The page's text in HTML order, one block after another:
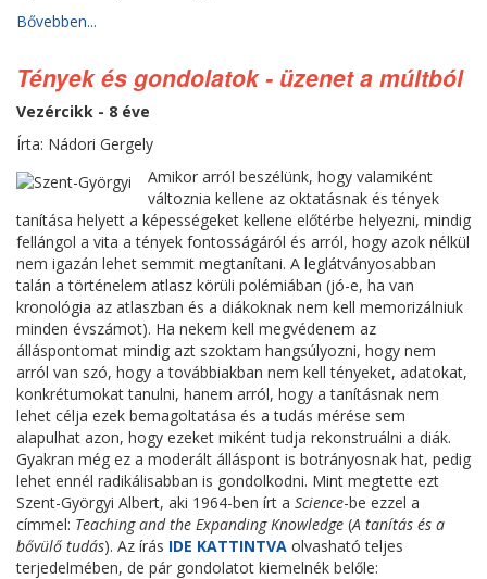
Bővebben...
Tények és gondolatok - üzenet a múltból
Vezércikk - 8 éve
Írta: Nádori Gergely
Amikor arról beszélünk, hogy valamiként
változnia kellene az oktatásnak és tények
tanítása helyett a képességeket kellene előtérbe helyezni, mindig
fellángol a vita a tények fontosságáról és arról, hogy azok nélkül
nem igazán lehet semmit megtanítani. A leglátványosabban
talán a történelem atlasz körüli polémiában (jó-e, ha van
kronológia az atlaszban és a diákoknak nem kell memorizálniuk
minden évszámot). Ha nekem kell megvédenem az
álláspontomat mindig azt szoktam hangsúlyozni, hogy nem
arról van szó, hogy a továbbiakban nem kell tényeket, adatokat,
konkrétumokat tanulni, hanem arról, hogy a tanításnak nem
lehet célja ezek bemagoltatása és a tudás mérése sem
alapulhat azon, hogy ezeket miként tudja rekonstruálni a diák.
Gyakran még ez a moderált álláspont is botrányosnak hat, pedig
lehet ennél radikálisabban is gondolkodni. Mint megtette ezt
Szent-Györgyi Albert, aki 1964-ben írt a Science-be ezzel a
címmel: Teaching and the Expanding Knowledge (A tanítás és a
bővülő tudás). Az írás IDE KATTINTVA olvasható teljes
terjedelmében, de pár gondolatot kiemelnék belőle: